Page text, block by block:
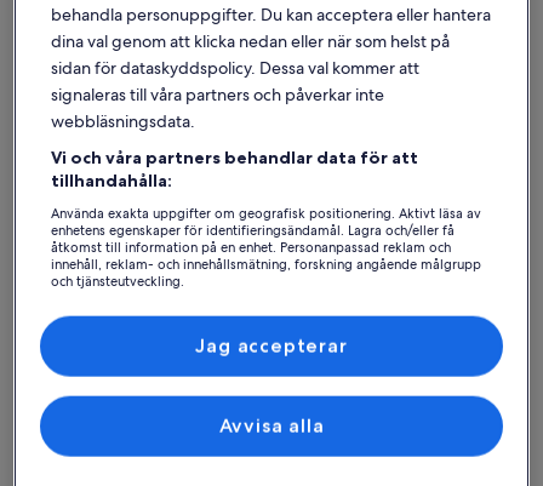
St. Andrew Semesterboenden nära Seven Sisters Falls
Om du vill bo nära Seven Sisters Falls ska du kika på vårt utbud av
semesterboenden och välja ut ett som passar perfekt för din resa.
Vare sig du bor på ett semesterboende med barnen eller med dina
vänner kan du räkna med bästa tänkbara bekvämligheter för att må
bra med personerna som betyder mest, som parkering och en
eldstad. Du kommer säkert kunna hitta ett boende med allt som
behövs, inklusive tillgänglighetsanpassade eller rökfria alternativ.
Hitta boenden i din stil
Sök bland hus sök efter
behandla personuppgifter. Du kan acceptera eller hantera
dina val genom att klicka nedan eller när som helst på
sidan för dataskyddspolicy. Dessa val kommer att
signaleras till våra partners och påverkar inte
webbläsningsdata.
Vi och våra partners behandlar data för att
tillhandahålla:
Använda exakta uppgifter om geografisk positionering. Aktivt läsa av
enhetens egenskaper för identifieringsändamål. Lagra och/eller få
åtkomst till information på en enhet. Personanpassad reklam och
innehåll, reklam- och innehållsmätning, forskning angående målgrupp
och tjänsteutveckling.
Avvisa alla
Jag accepterar